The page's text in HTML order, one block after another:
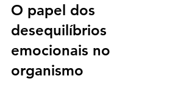
O papel dos
desequilíbrios
emocionais no
organismo